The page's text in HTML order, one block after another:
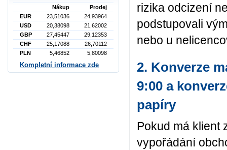
rizika odcizení
podstupovali
nebo u
2. Konverze
9:00 a
papíry
Pokud má klient
vypořádání
Nákup
Prodej
EUR
23,51036
24,93964
USD
20,38098
21,62002
GBP
27,45447
29,12353
CHF
25,17088
26,70112
PLN
5,46852 5,80098
Kompletní informace zde